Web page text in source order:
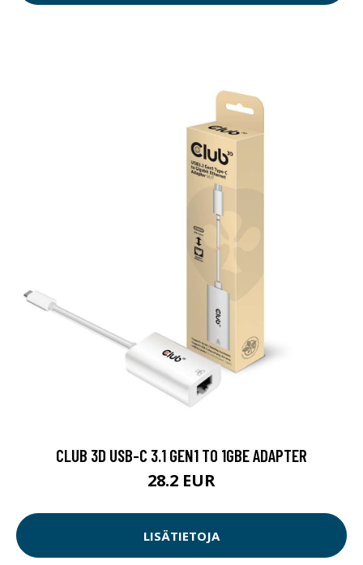
CLUB 3D USB-C 3.1 GEN1 TO 1GBE ADAPTER
28.2 EUR
LISÄTIETOJA